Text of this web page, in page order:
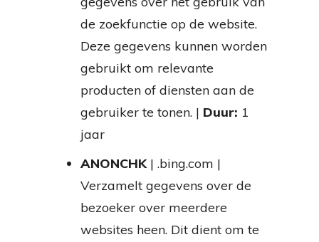
de zoekfunctie op de website.
Deze gegevens kunnen worden
gebruikt om relevante
producten of diensten aan de
gebruiker te tonen. | Duur: 1
jaar
ANONCHK| .bing.com |
Verzamelt gegevens over de
bezoeker over meerdere
websites heen. Dit dient om te